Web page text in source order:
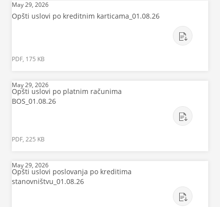
May 29, 2026
Opšti uslovi po kreditnim karticama_01.08.26
PDF, 175 KB
May 29, 2026
Opšti uslovi po platnim računima
BOS_01.08.26
PDF, 225 KB
May 29, 2026
Opšti uslovi poslovanja po kreditima
stanovništvu_01.08.26